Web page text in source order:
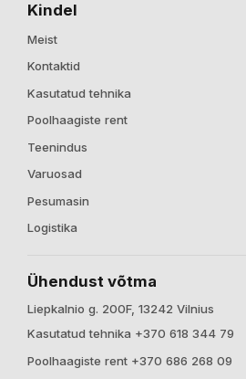
Kindel
Meist
Kontaktid
Kasutatud tehnika
Poolhaagiste rent
Teenindus
Varuosad
Pesumasin
Logistika
Ühendust võtma
Liepkalnio g. 200F, 13242 Vilnius
Kasutatud tehnika +370 618 344 79
Poolhaagiste rent +370 686 268 09